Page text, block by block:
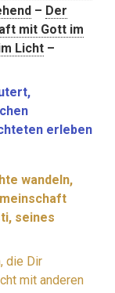
– Der
mit Gott im
Licht –
erleben
wandeln,
seines
die Dir
mit anderen